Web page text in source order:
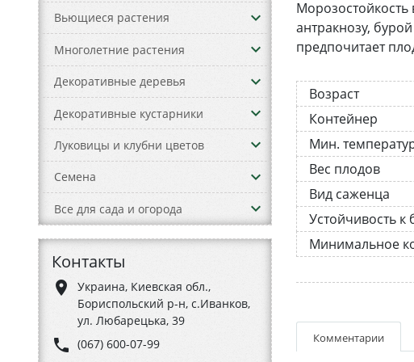
Вьющиеся растения keyboard_arrow_down
Многолетние растения keyboard_arrow_down
Декоративные деревья keyboard_arrow_down
Декоративные кустарники keyboard_arrow_down
Луковицы и клубни цветов keyboard_arrow_down
Семена keyboard_arrow_down
Все для сада и огорода keyboard_arrow_down
Контакты
place
Украина, Киевская обл.,
Бориспольский р-н, с.Иванков,
ул. Любарецька, 39
phone (067) 600-07-99
антракнозу,
предпочитает
Возраст
Контейнер
Мин.
Вес плодов
Вид саженца
Устойчивость к
Минимальное
Комментарии